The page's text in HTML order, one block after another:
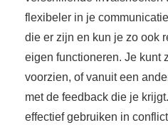
flexibeler in je
die er zijn en kun je zo ook
eigen functioneren. Je kunt
voorzien, of vanuit een
met de feedback die je
effectief gebruiken in